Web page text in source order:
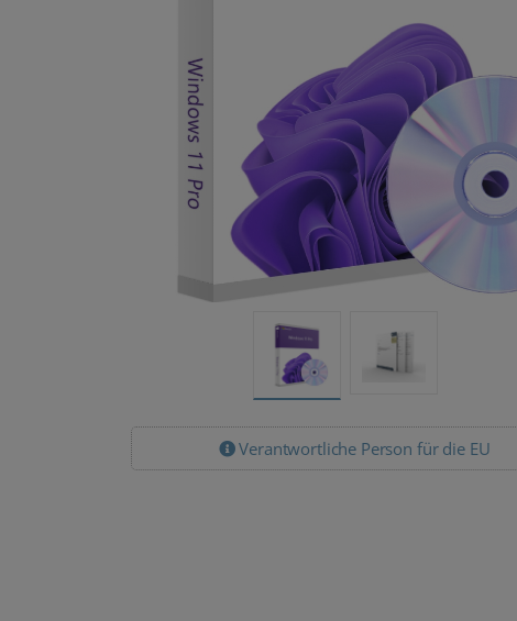
Verantwortliche Person für die EU